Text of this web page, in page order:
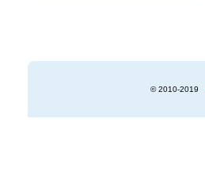
© 2010-2019